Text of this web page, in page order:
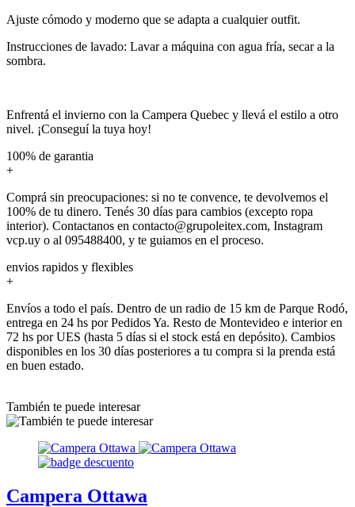
Ajuste cómodo y moderno que se adapta a cualquier outfit.
Instrucciones de lavado: Lavar a máquina con agua fría, secar a la
sombra.
Enfrentá el invierno con la Campera Quebec y llevá el estilo a otro
nivel. ¡Conseguí la tuya hoy!
100% de garantia
+
Comprá sin preocupaciones: si no te convence, te devolvemos el
100% de tu dinero. Tenés 30 días para cambios (excepto ropa
interior). Contactanos en contacto@grupoleitex.com, Instagram
vcp.uy o al 095488400, y te guiamos en el proceso.
envios rapidos y flexibles
+
Envíos a todo el país. Dentro de un radio de 15 km de Parque Rodó,
entrega en 24 hs por Pedidos Ya. Resto de Montevideo e interior en
72 hs por UES (hasta 5 días si el stock está en depósito). Cambios
disponibles en los 30 días posteriores a tu compra si la prenda está
en buen estado.
También te puede interesar
Campera Ottawa